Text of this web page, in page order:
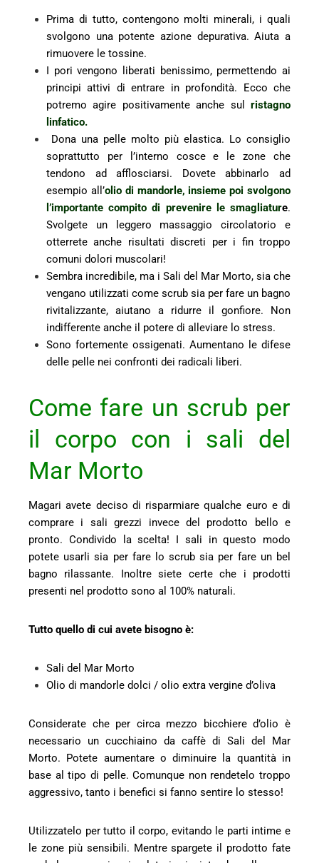
Prima di tutto, contengono molti minerali, i quali
svolgono una potente azione depurativa. Aiuta a
rimuovere le tossine.
I pori vengono liberati benissimo, permettendo ai
principi attivi di entrare in profondità. Ecco che
potremo agire positivamente anche sul ristagno
linfatico.
Dona una pelle molto più elastica. Lo consiglio
soprattutto per l’interno cosce e le zone che
tendono ad afflosciarsi. Dovete abbinarlo ad
esempio all’olio di mandorle, insieme poi svolgono
l’importante compito di prevenire le smagliature.
Svolgete un leggero massaggio circolatorio e
otterrete anche risultati discreti per i fin troppo
comuni dolori muscolari!
Sembra incredibile, ma i Sali del Mar Morto, sia che
vengano utilizzati come scrub sia per fare un bagno
rivitalizzante, aiutano a ridurre il gonfiore. Non
indifferente anche il potere di alleviare lo stress.
Sono fortemente ossigenati. Aumentano le difese
delle pelle nei confronti dei radicali liberi.
Come fare un scrub per
il corpo con i sali del
Mar Morto
Magari avete deciso di risparmiare qualche euro e di
comprare i sali grezzi invece del prodotto bello e
pronto. Condivido la scelta! I sali in questo modo
potete usarli sia per fare lo scrub sia per fare un bel
bagno rilassante. Inoltre siete certe che i prodotti
presenti nel prodotto sono al 100% naturali.
Tutto quello di cui avete bisogno è:
Sali del Mar Morto
Olio di mandorle dolci / olio extra vergine d’oliva
Considerate che per circa mezzo bicchiere d’olio è
necessario un cucchiaino da caffè di Sali del Mar
Morto. Potete aumentare o diminuire la quantità in
base al tipo di pelle. Comunque non rendetelo troppo
aggressivo, tanto i benefici si fanno sentire lo stesso!
Utilizzatelo per tutto il corpo, evitando le parti intime e
le zone più sensibili. Mentre spargete il prodotto fate